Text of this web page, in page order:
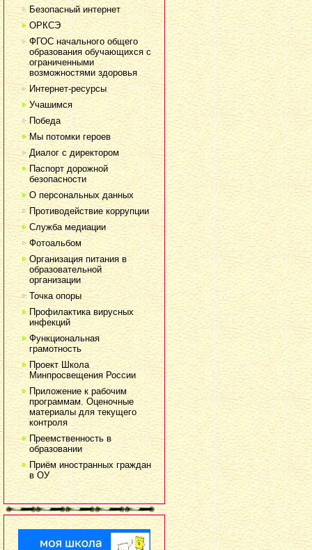
Безопасный интернет
ОРКСЭ
ФГОС начального общего
образования обучающихся с
ограниченными
возможностями здоровья
Интернет-ресурсы
Учашимся
Победа
Мы потомки героев
Диалог с директором
Паспорт дорожной
безопасности
О персональных данных
Противодействие коррупции
Служба медиации
Фотоальбом
Организация питания в
образовательной
организации
Точка опоры
Профилактика вирусных
инфекций
Функциональная
грамотность
Проект Школа
Минпросвещения России
Приложение к рабочим
программам. Оценочные
материалы для текущего
контроля
Преемственность в
образовании
Приём иностранных граждан
в ОУ